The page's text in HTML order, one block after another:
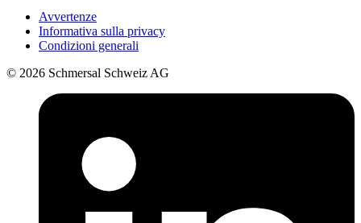
Avvertenze
Informativa sulla privacy
Condizioni generali
© 2026 Schmersal Schweiz AG